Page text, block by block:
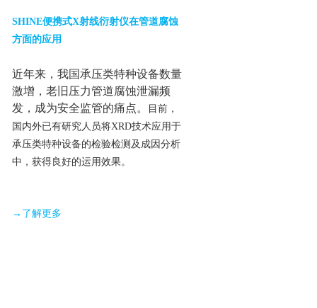
SHINE便携式X射线衍射仪在管道腐蚀
方面的应用
近年来，我国承压类特种设备数量
激增，老旧压力管道腐蚀泄漏频
发，成为安全监管的痛点。
目前，
国内外已有研究人员将XRD技术应用于
承压类特种设备的检验检测及成因分析
中，获得良好的运用效果。
→了解更多